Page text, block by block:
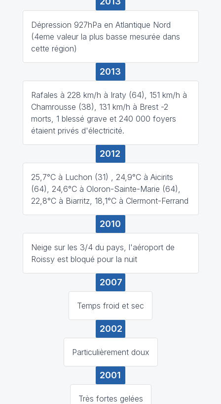
Dépression 927hPa en Atlantique Nord
(4eme valeur la plus basse mesurée dans
cette région)
2013
Rafales à 228 km/h à Iraty (64), 151 km/h à
Chamrousse (38), 131 km/h à Brest -2
morts, 1 blessé grave et 240 000 foyers
étaient privés d'électricité.
2012
25,7°C à Luchon (31) , 24,9°C à Aicirits
(64), 24,6°C à Oloron-Sainte-Marie (64),
22,8°C à Biarritz, 18,1°C à Clermont-Ferrand
2010
Neige sur les 3/4 du pays, l'aéroport de
Roissy est bloqué pour la nuit
2007
Temps froid et sec
2002
Particulièrement doux
2001
Très fortes gelées